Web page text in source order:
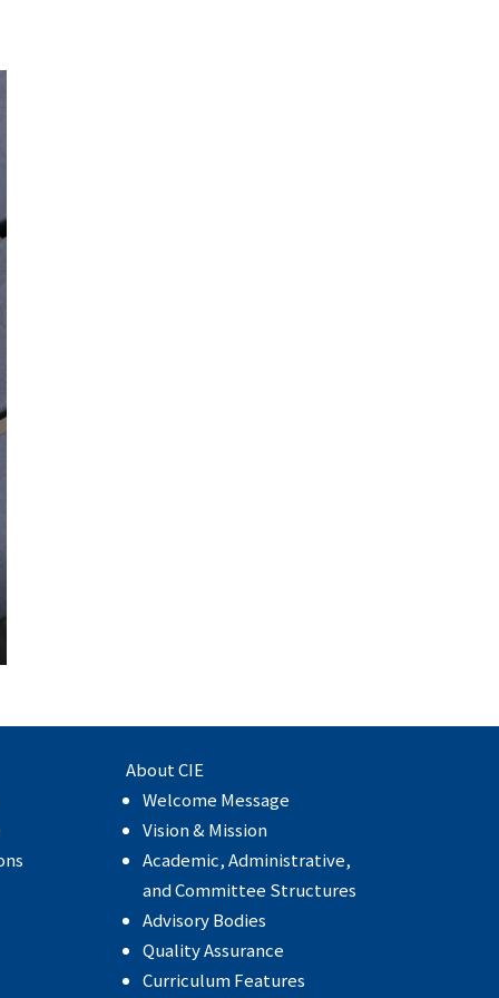
About CIE
Welcome Message
Vision & Mission
Academic, Administrative,
and Committee Structures
Advisory Bodies
Quality Assurance
Curriculum Features